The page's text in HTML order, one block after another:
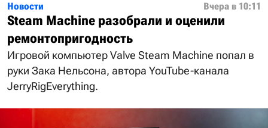
Новости Вчера в 10:11
Steam Machine разобрали и оценили
ремонтопригодность
Игровой компьютер Valve Steam Machine попал в
руки Зака Нельсона, автора YouTube-канала
JerryRigEverything.